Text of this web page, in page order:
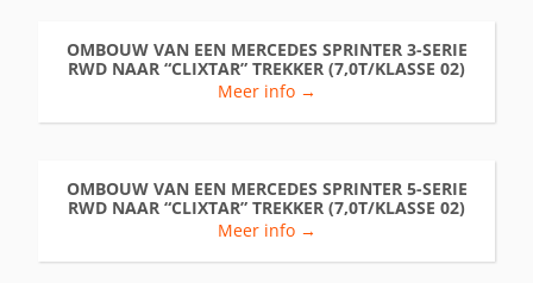
OMBOUW VAN EEN MERCEDES SPRINTER 3-SERIE
RWD NAAR “CLIXTAR” TREKKER (7,0T/KLASSE 02)
Meer info →
OMBOUW VAN EEN MERCEDES SPRINTER 5-SERIE
RWD NAAR “CLIXTAR” TREKKER (7,0T/KLASSE 02)
Meer info →